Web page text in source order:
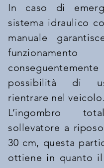
In caso di
sistema idraulico
manuale
possibilità di
rientrare nel veicolo.
L’ingombro
sollevatore a
30 cm, questa
ottiene in quanto